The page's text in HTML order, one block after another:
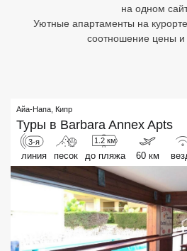
на одном
Уютные апартаменты на
соотношение цены и
Айа-Напа Кипр
Туры в Barbara Annex Apts
3-я
линия песок
1.2 км
до пляжа 60 км
Северный Гоа
Южный Гоа
Занзибар
Абхазия
Большой Сочи